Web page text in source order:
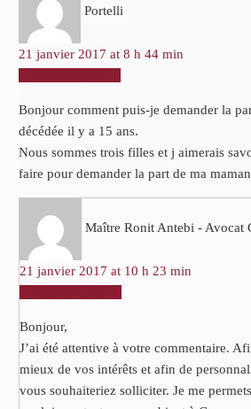
Portelli
21 janvier 2017 at 8 h 44 min
Bonjour comment puis-je demander la
décédée il y a 15 ans.
Nous sommes trois filles et j aimerais
faire pour demander la part de ma
Maître Ronit Antebi - Avocat
21 janvier 2017 at 10 h 23 min
Bonjour,
J’ai été attentive à votre commentaire.
mieux de vos intérêts et afin de
vous souhaiteriez solliciter. Je me